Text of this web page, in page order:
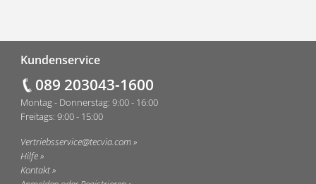
Kundenservice
089 203043-1600
Montag - Donnerstag: 9:00 - 16:00
Freitags: 9:00 - 15:00
Vertriebsservice@tecvia.com
Hilfe
Kontakt